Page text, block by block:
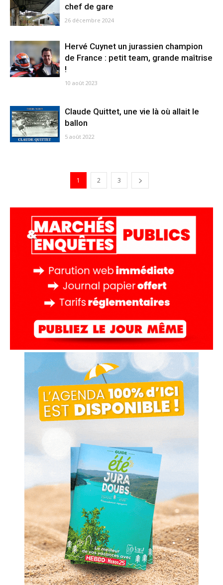
chef de gare
26 décembre 2024
Hervé Cuynet un jurassien champion
de France : petit team, grande maîtrise
!
10 août 2023
Claude Quittet, une vie là où allait le
ballon
5 août 2022
1 2 3